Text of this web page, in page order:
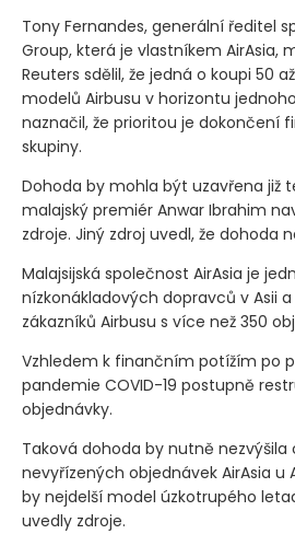
Tony Fernandes, generální ředitel
Group, která je vlastníkem AirAsia,
Reuters sdělil, že jedná o koupi 50
modelů Airbusu v horizontu
naznačil, že prioritou je dokončení
skupiny.
Dohoda by mohla být uzavřena již
malajský premiér Anwar Ibrahim
zdroje. Jiný zdroj uvedl, že dohoda
Malajsijská společnost AirAsia je
nízkonákladových dopravců v Asii
zákazníků Airbusu s více než 350
Vzhledem k finančním potížím po
pandemie COVID-19 postupně
objednávky.
Taková dohoda by nutně nezvýšila
nevyřízených objednávek AirAsia u
by nejdelší model úzkotrupého
uvedly zdroje.